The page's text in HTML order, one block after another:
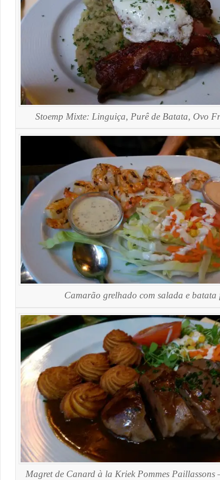
Stoemp Mixte: Linguiça, Purê de Batata, Ovo
Camarão grelhado com salada e batata
Magret de Canard à la Kriek Pommes Paillassons